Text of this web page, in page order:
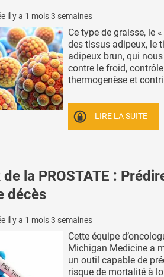
il y a 1 mois 3 semaines
Ce type de graisse, le
des tissus adipeux, le
adipeux brun, qui
contre le froid,
thermogenèse et
LIRE LA SUITE
de la PROSTATE :
décès
il y a 1 mois 3 semaines
Cette équipe
Michigan Medicine a
un outil capable de
risque de mortalité à